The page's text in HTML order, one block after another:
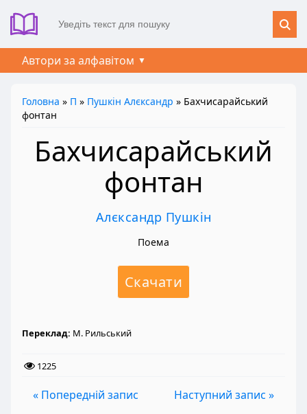
Автори за алфавітом
Головна » П » Пушкін Алєксандр » Бахчисарайський
фонтан
Бахчисарайський
фонтан
Алєксандр Пушкін
Поема
Скачати
Переклад: М. Рильський
1225
« Попередній запис Наступний запис »